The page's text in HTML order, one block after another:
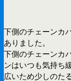
下側のチェーンカ
ありました。
下側のチェーンカ
ンはいつも気持ち
広いため少しのた